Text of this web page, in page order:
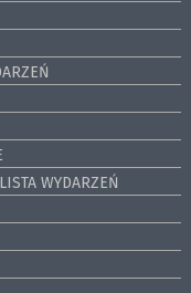
WYDARZEŃ